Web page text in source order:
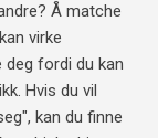
Å matche
virke
deg fordi du kan
Hvis du vil
kan du finne